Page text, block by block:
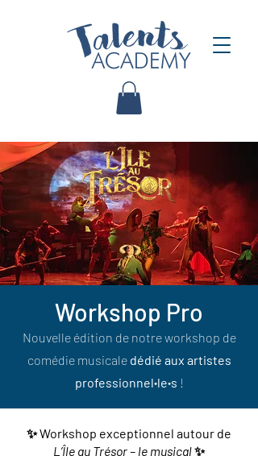
Workshop Pro
Nouvelle édition de notre workshop de
comédie musicale dédié aux artistes
professionnel·le·s !
✨ Workshop exceptionnel autour de
L’Île au Trésor – le musical✨